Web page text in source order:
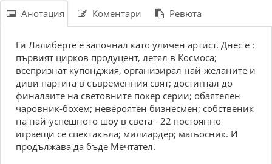
Анотация Коментари Ревюта
Ги Лалиберте е започнал като уличен артист. Днес е :
първият цирков продуцент, летял в Космоса;
всепризнат купонджия, организирал най-желаните и
диви партита в съвременния свят; достигнал до
финалаите на световните покер серии; обаятелен
чаровник-бохем; невероятен бизнесмен; собственик
на най-успешното шоу в света - 22 постоянно
играещи се спектакъла; милиардер; магьосник. И
продължава да бъде Мечтател.